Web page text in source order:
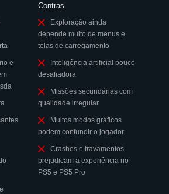
e
Contras
Exploração ainda
depende muito de menus e
telas de carregamento
Inteligência artificial pouco
desafiadora
Missões secundárias com
qualidade irregular
Muitos modos gráficos
podem confundir o jogador
Crashes e travamentos
prejudicam a experiência no
PS5 e PS5 Pro